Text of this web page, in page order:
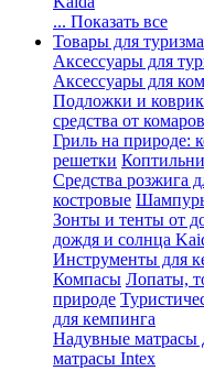
... Показать все
Товары для
Аксессуары для
Аксессуары для
Подложки и
средства от
Гриль на природе:
решетки
Средства розжига
костровые
Зонты и тенты от
дождя и солнца
Инструменты для
Компасы Лопаты,
природе
для кемпинга
Надувные матрасы
матрасы Intex